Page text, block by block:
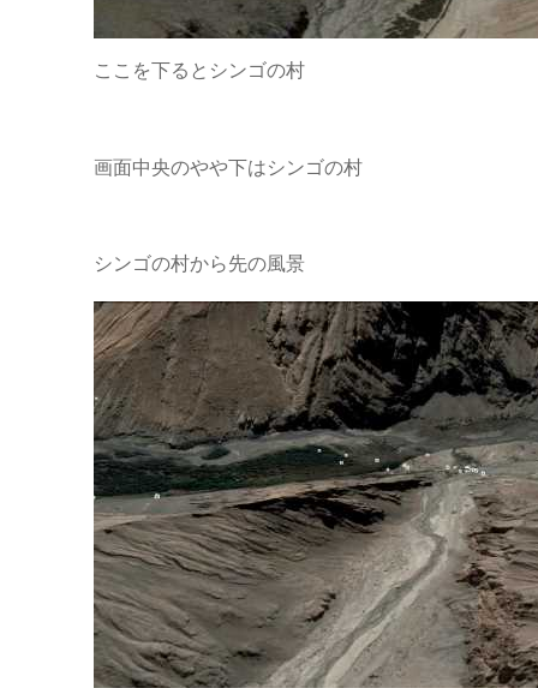
ここを下るとシンゴの村
画面中央のやや下はシンゴの村
シンゴの村から先の風景